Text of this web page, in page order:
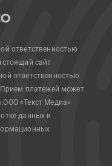
ответственностью
сайт
ответственностью
платежей может
ООО «Текст Медиа»
данных и